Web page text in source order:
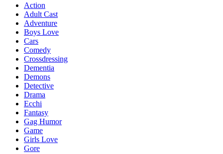
Action
Adult Cast
Adventure
Boys Love
Cars
Comedy
Crossdressing
Dementia
Demons
Detective
Drama
Ecchi
Fantasy
Gag Humor
Game
Girls Love
Gore